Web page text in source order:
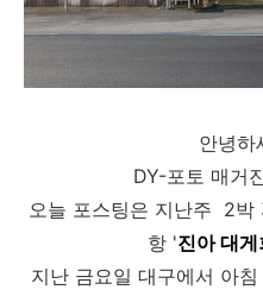
안녕
DY-포토 매거
오늘 포스팅은 지난주 2박
항 '진아 대
지난 금요일 대구에서 아